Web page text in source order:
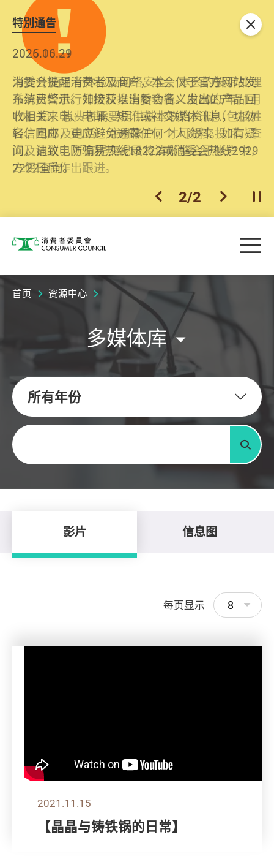
特別通告
2026.06.29
消委会提醒消费者及商户，本会仅于官方网站发
布消费警示。如接获以消委会名义发出的产品回
收相关来电、电邮、短讯或社交媒体讯息，切勿
轻信回应，更应避免透露任何个人资料。如有疑
问，请致电防骗易热线18222或消委会热线2929
2222查询。
2025.10.31
为提升使用者体验及网络安全，本会的投诉处理
系统已经进行升级及推出新功能。由2025年11月
10日起，消费者需要提供基本联络资料（包括姓
名、电邮及电话）注册帐户，才可提交投诉、查
询及建议。所有提交纪录将清晰整合于帐户中，
方便日后作出跟进。
上一个
2/2 下一个开
关闭
消费者委员会 目
首页 资源中心
多媒体库
所有年份
关键字
搜寻
影片 信息图
每页显示 8
2021.11.15
【晶晶与铸铁锅的日常】